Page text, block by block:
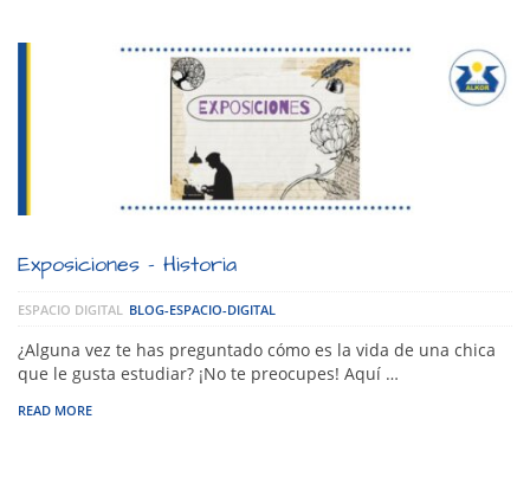
Exposiciones – Historia
ESPACIO DIGITAL BLOG-ESPACIO-DIGITAL
¿Alguna vez te has preguntado cómo es la vida de una chica
que le gusta estudiar? ¡No te preocupes! Aquí …
READ MORE